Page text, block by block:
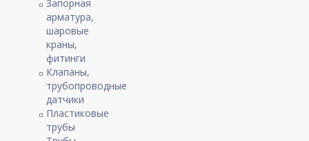
Запорная
арматура,
шаровые
краны,
фитинги
Клапаны,
трубопроводные
датчики
Пластиковые
трубы